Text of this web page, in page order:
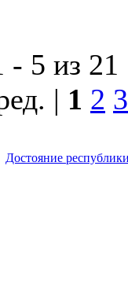
- 5 из 21
| 1 2 3
Достояние